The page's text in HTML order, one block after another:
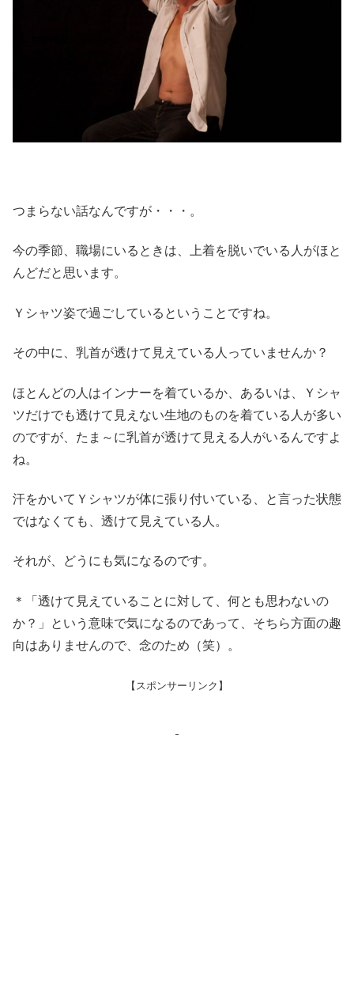
つまらない話なんですが・・・。
今の季節、職場にいるときは、上着を脱いでいる人がほと
んどだと思います。
Ｙシャツ姿で過ごしているということですね。
その中に、乳首が透けて見えている人っていませんか？
ほとんどの人はインナーを着ているか、あるいは、Ｙシャ
ツだけでも透けて見えない生地のものを着ている人が多い
のですが、たま～に乳首が透けて見える人がいるんですよ
ね。
汗をかいてＹシャツが体に張り付いている、と言った状態
ではなくても、透けて見えている人。
それが、どうにも気になるのです。
＊「透けて見えていることに対して、何とも思わないの
か？」という意味で気になるのであって、そちら方面の趣
向はありませんので、念のため（笑）。
【スポンサーリンク】